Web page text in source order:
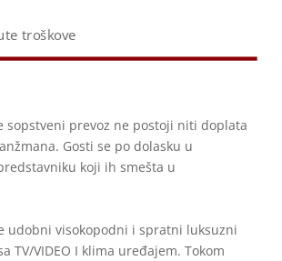
troškove
sopstveni prevoz ne postoji niti doplata
Gosti se po dolasku u
koji ih smešta u
udobni visokopodni i spratni luksuzni
TV/VIDEO I klima uređajem. Tokom